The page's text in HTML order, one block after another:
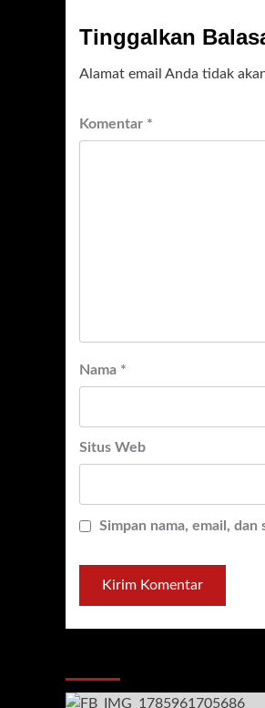
Tinggalkan
Alamat email Anda tidak
Komentar *
Nama *
Situs Web
Simpan nama, email,